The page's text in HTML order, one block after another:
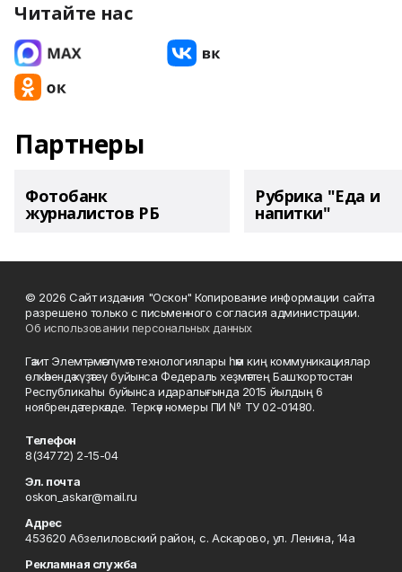
Читайте нас
Партнеры
Фотобанк
журналистов РБ
Рубрика "Еда и
напитки"
© 2026 Сайт издания "Оскон" Копирование информации сайта
разрешено только с письменного согласия администрации.
Об использовании персональных данных
Гәзит Элемтә, мәғлүмәт технологиялары һәм киң коммуникациялар
өлкәһендә күҙәтеү буйынса Федераль хеҙмәттең Башҡортостан
Республикаһы буйынса идаралығында 2015 йылдың 6
ноябрендә теркәлде. Теркәү номеры ПИ № ТУ 02-01480.
Телефон
8(34772) 2-15-04
Эл. почта
oskon_askar@mail.ru
Адрес
453620 Абзелиловский район, с. Аскарово, ул. Ленина, 14а
Рекламная служба